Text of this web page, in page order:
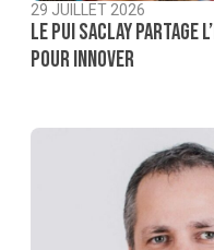
29 JUILLET 2026
Le PUI Saclay partage
pour innover